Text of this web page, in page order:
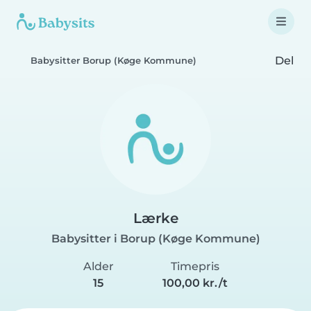
Babysitter Borup (Køge Kommune) Del
Lærke
Babysitter i Borup (Køge Kommune)
Alder
15
Timepris
100,00 kr./t